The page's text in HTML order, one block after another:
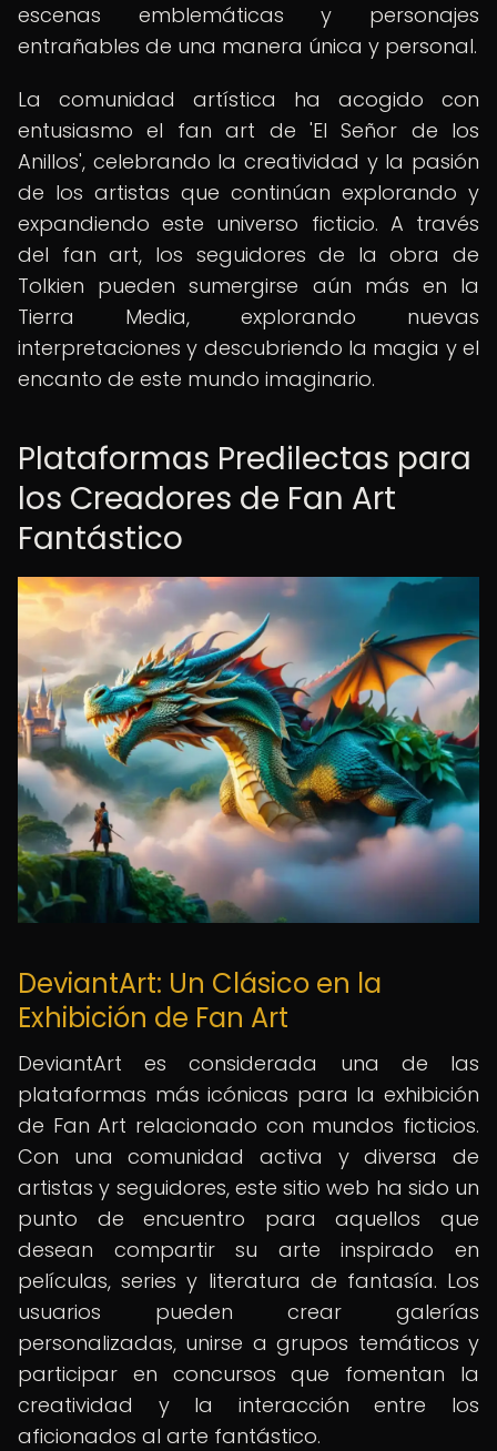
escenas emblemáticas y personajes
entrañables de una manera única y personal.
La comunidad artística ha acogido con
entusiasmo el fan art de 'El Señor de los
Anillos', celebrando la creatividad y la pasión
de los artistas que continúan explorando y
expandiendo este universo ficticio. A través
del fan art, los seguidores de la obra de
Tolkien pueden sumergirse aún más en la
Tierra Media, explorando nuevas
interpretaciones y descubriendo la magia y el
encanto de este mundo imaginario.
Plataformas Predilectas para
los Creadores de Fan Art
Fantástico
DeviantArt: Un Clásico en la
Exhibición de Fan Art
DeviantArt es considerada una de las
plataformas más icónicas para la exhibición
de Fan Art relacionado con mundos ficticios.
Con una comunidad activa y diversa de
artistas y seguidores, este sitio web ha sido un
punto de encuentro para aquellos que
desean compartir su arte inspirado en
películas, series y literatura de fantasía. Los
usuarios pueden crear galerías
personalizadas, unirse a grupos temáticos y
participar en concursos que fomentan la
creatividad y la interacción entre los
aficionados al arte fantástico.